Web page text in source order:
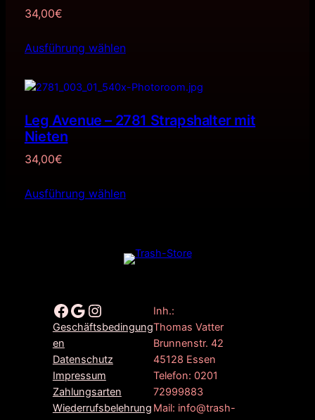
34,00€
Ausführung wählen
Leg Avenue – 2781 Strapshalter mit
Nieten
34,00€
Ausführung wählen
Facebook Google Instagram
Geschäftsbedingung
en
Datenschutz
Impressum
Zahlungsarten
Wiederrufsbelehrung
Inh.:
Thomas Vatter
Brunnenstr. 42
45128 Essen
Telefon: 0201
72999883
Mail: info@trash-